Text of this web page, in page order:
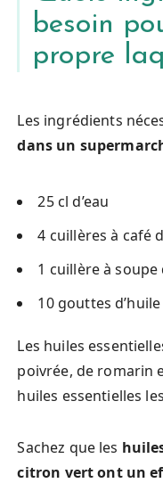
besoin
propre
Les ingrédients
dans un
25 cl d’eau
4 cuillères à café
1 cuillère à soupe
10 gouttes
Les huiles
poivrée, de romarin
huiles essentielles
Sachez que les
citron vert ont un